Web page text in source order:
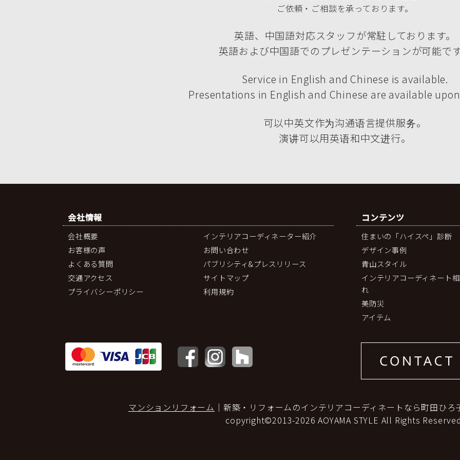
ご依頼・ご相談を承っております。
英語、中国語対応スタッフが常駐しております。
英語および中国語でのプレゼンテーションが可能です
Service in English and Chinese is available.
Presentations in English and Chinese are available
可以中英文作为沟通语言提供服务。
演讲可以用英语和中文进行。
会社情報
会社概要
インテリアコーディネーター紹介
お客様の声
お問い合わせ
よくある質問
パブリシティ&プレスリリース
交通アクセス
サイトマップ
プライバシーポリシー
利用規約
コンテンツ
住まいの「ハイスペ」診断
デザイン事例
青山スタイル
インテリアコーディネート
れ
美防災
アイテム
マンションリフォーム ｜新築・リフォームのインテリアコーディネートなら町田ひ
copyright©2013-2026 AOYAMA STYLE All Rights